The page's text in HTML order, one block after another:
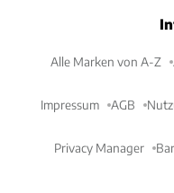
Alle Marken von A-Z
Impressum AGB
Privacy Manager